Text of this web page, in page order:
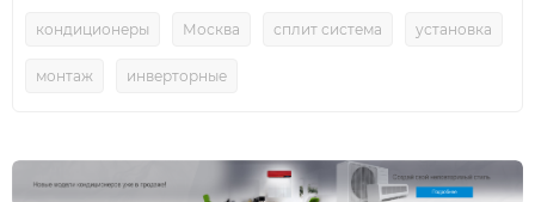
кондиционеры Москва сплит система установка
монтаж инверторные